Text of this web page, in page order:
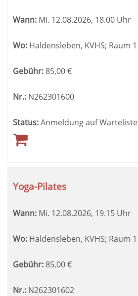
Wann: Mi. 12.08.2026, 18.00 Uhr
Wo: Haldensleben, KVHS; Raum 1
Gebühr:85,00€
Nr.: N262301600
Status:Anmeldung auf Warteliste
Yoga-Pilates
Wann: Mi. 12.08.2026, 19.15 Uhr
Wo: Haldensleben, KVHS; Raum 1
Gebühr: 85,00€
Nr.: N262301602